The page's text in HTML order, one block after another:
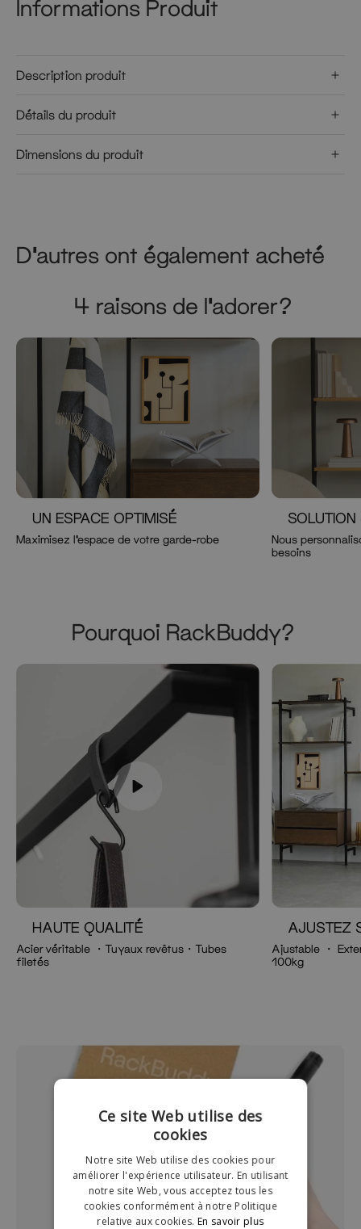
Informations Produit
Description produit
Détails du produit
Dimensions du produit
D'autres ont également acheté
4 raisons de l'adorer?
Maximisez l'espace de votre garde-robe
UN ESPACE OPTIMISÉ
Nous
besoins
SOLUTION
Pourquoi RackBuddy?
Acier véritable ・Tuyaux revêtus・Tubes
filetés
HAUTE QUALITÉ
Ajustable ・
100kg
AJUSTEZ
Ce site Web utilise des
cookies
Notre site Web utilise des cookies pour
améliorer l'expérience utilisateur. En utilisant
notre site Web, vous acceptez tous les
cookies conformément à notre Politique
relative aux cookies.En savoir plus